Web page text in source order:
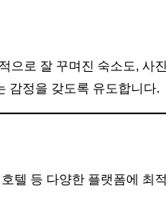
로 잘 꾸며진 숙소도, 사
감정을 갖도록 유도합니다.
텔 등 다양한 플랫폼에 최